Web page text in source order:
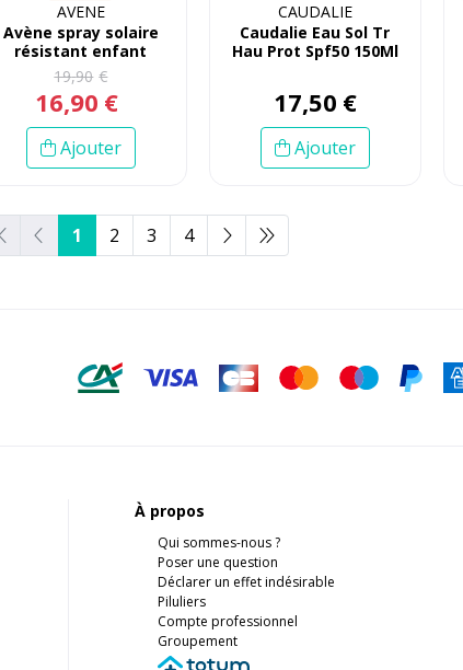
AVENE
Avène spray solaire
résistant enfant
200ml
19,90 €
16,90 €
Ajouter
CAUDALIE
Caudalie Eau Sol Tr
Hau Prot Spf50 150Ml
17,50 €
Ajouter
1 2 3 4
À propos
Qui sommes-nous ?
Poser une question
Déclarer un effet indésirable
Piluliers
Compte professionnel
Groupement